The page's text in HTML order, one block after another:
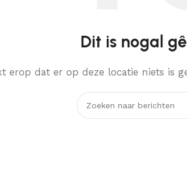
Dit is nogal
erop dat er op deze locatie niets is